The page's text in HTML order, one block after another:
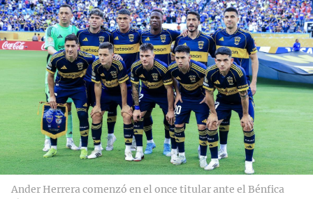
Ander Herrera comenzó en el once titular ante el Bénfica